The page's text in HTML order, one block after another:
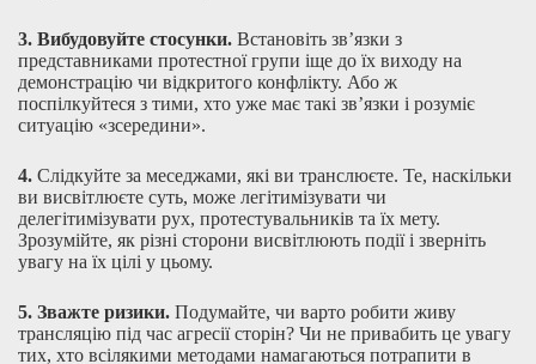
3. Вибудовуйте стосунки. Встановіть зв’язки з
представниками протестної групи іще до їх виходу на
демонстрацію чи відкритого конфлікту. Або ж
поспілкуйтеся з тими, хто уже має такі зв’язки і розуміє
ситуацію «зсередини».
4. Слідкуйте за меседжами, які ви транслюєте. Те, наскільки
ви висвітлюєте суть, може легітимізувати чи
делегітимізувати рух, протестувальників та їх мету.
Зрозумійте, як різні сторони висвітлюють події і зверніть
увагу на їх цілі у цьому.
5. Зважте ризики. Подумайте, чи варто робити живу
трансляцію під час агресії сторін? Чи не привабить це увагу
тих, хто всілякими методами намагаються потрапити в